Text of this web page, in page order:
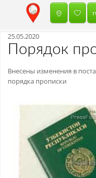
25.05.2020
Порядок
Внесены изменения в
порядка прописки